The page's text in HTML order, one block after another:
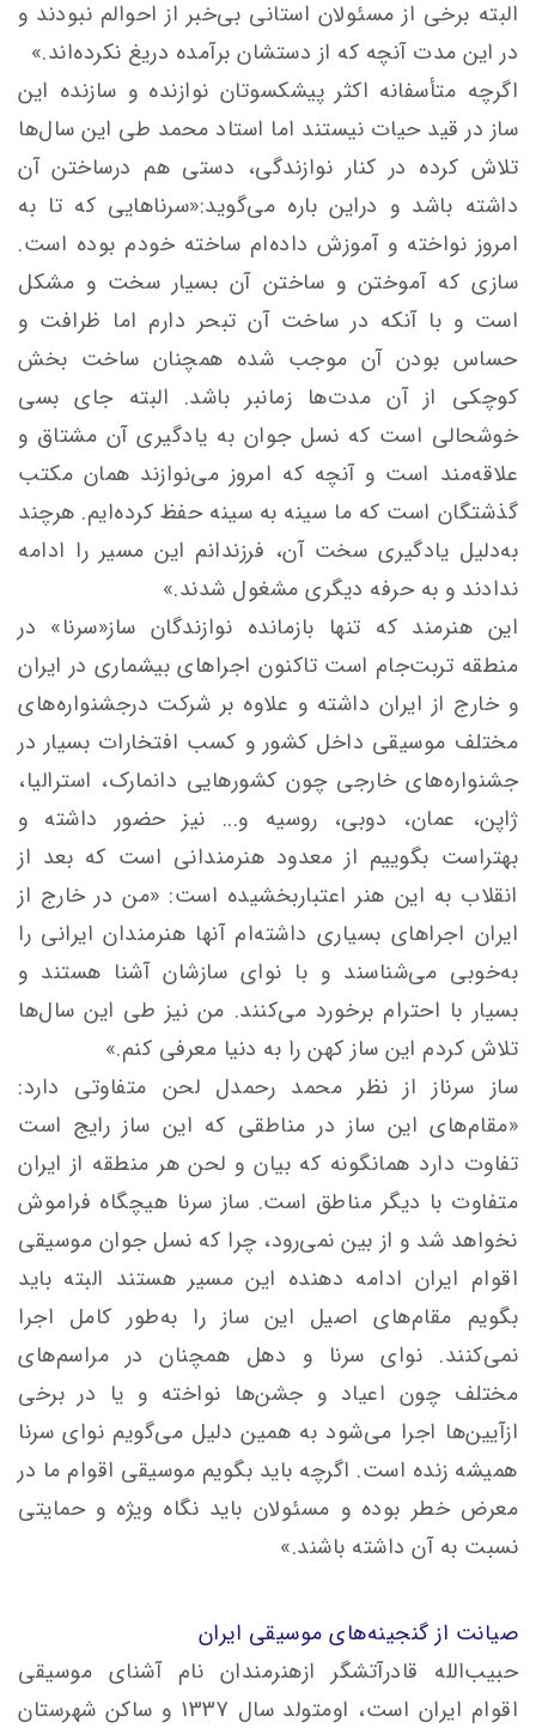
البته برخی از مسئولان استانی بی‌خبر از احوالم نبودند و
در این مدت آنچه که از دستشان برآمده دریغ نکرده‌اند.»
اگرچه متأسفانه اکثر پیشکسوتان نوازنده و سازنده این
ساز در قید حیات نیستند اما استاد محمد طی این سال‌ها
تلاش کرده در کنار نوازندگی، دستی هم درساختن آن
داشته باشد و دراین باره می‌گوید:«سرناهایی که تا به
امروز نواخته و آموزش داده‌ام ساخته خودم بوده است.
سازی که آموختن و ساختن آن بسیار سخت و مشکل
است و با آنکه در ساخت آن تبحر دارم اما ظرافت و
حساس بودن آن موجب شده همچنان ساخت بخش
کوچکی از آن مدت‌ها زمانبر باشد. البته جای بسی
خوشحالی است که نسل جوان به یادگیری آن مشتاق و
علاقه‌مند است و آنچه که امروز می‌نوازند همان مکتب
گذشتگان است که ما سینه به سینه حفظ کرده‌ایم. هرچند
به‌دلیل یادگیری سخت آن، فرزندانم این مسیر را ادامه
ندادند و به‌ حرفه دیگری مشغول شدند.»
این هنرمند که تنها بازمانده نوازندگان ساز«سرنا» در
منطقه تربت‌جام است تاکنون اجراهای بیشماری در ایران
و خارج از ایران داشته و علاوه بر شرکت درجشنواره‌های
مختلف موسیقی داخل کشور و کسب افتخارات بسیار در
جشنواره‌های خارجی چون کشور‌هایی دانمارک، استرالیا،
ژاپن، عمان، دوبی، روسیه و... نیز حضور داشته و
بهتراست بگوییم از معدود هنرمندانی است که بعد از
انقلاب به این هنر اعتباربخشیده است: «من در خارج از
ایران اجراهای بسیاری داشته‌ام آنها هنرمندان ایرانی را
به‌خوبی می‌شناسند و با نوای سازشان آشنا هستند و
بسیار با احترام برخورد می‌کنند. من نیز طی این سال‌ها
تلاش کردم این ساز کهن را به دنیا معرفی کنم.»
ساز سرناز از نظر محمد رحمدل لحن متفاوتی دارد:
«مقام‌های این ساز در مناطقی که این ساز رایج است
تفاوت دارد همانگونه که بیان و لحن هر منطقه از ایران
متفاوت با دیگر مناطق است. ساز سرنا هیچگاه فراموش
نخواهد شد و از بین نمی‌رود، چرا که نسل جوان موسیقی
اقوام ایران ادامه دهنده این مسیر هستند البته باید
بگویم مقام‌های اصیل این ساز را به‌طور کامل اجرا
نمی‌کنند. نوای سرنا و دهل همچنان در مراسم‌های
مختلف چون اعیاد و جشن‌ها نواخته و یا در برخی
ازآیین‌ها اجرا می‌شود به همین دلیل می‌گویم نوای سرنا
همیشه زنده است. اگرچه باید بگویم موسیقی اقوام ما در
معرض خطر بوده و مسئولان باید نگاه ویژه و حمایتی
نسبت به آن داشته باشند.»
صیانت از گنجینه‌های موسیقی ایران
حبیب‌الله قادرآتشگر ازهنرمندان نام آشنای موسیقی
اقوام ایران است، اومتولد سال 1337 و ساکن شهرستان